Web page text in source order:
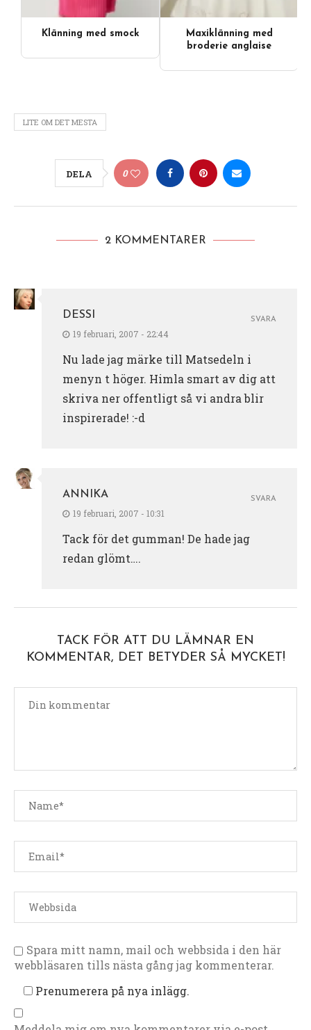
Videoinnehåll
Klänning med smock
Maxiklänning med
broderie anglaise
LITE OM DET MESTA
DELA 0
2 KOMMENTARER
DESSI
19 februari, 2007 - 22:44
Nu lade jag märke till Matsedeln i
menyn t höger. Himla smart av dig att
skriva ner offentligt så vi andra blir
inspirerade! :-d
SVARA
ANNIKA
19 februari, 2007 - 10:31
Tack för det gumman! De hade jag
redan glömt….
SVARA
TACK FÖR ATT DU LÄMNAR EN
KOMMENTAR, DET BETYDER SÅ MYCKET!
Spara mitt namn, mail och webbsida i den här
webbläsaren tills nästa gång jag kommenterar.
Prenumerera på nya inlägg.